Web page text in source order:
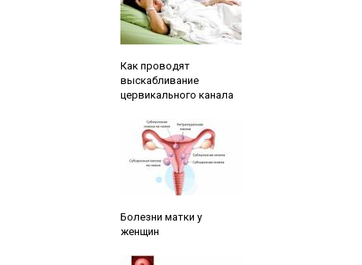
Как проводят
выскабливание
цервикального канала
Болезни матки у
женщин